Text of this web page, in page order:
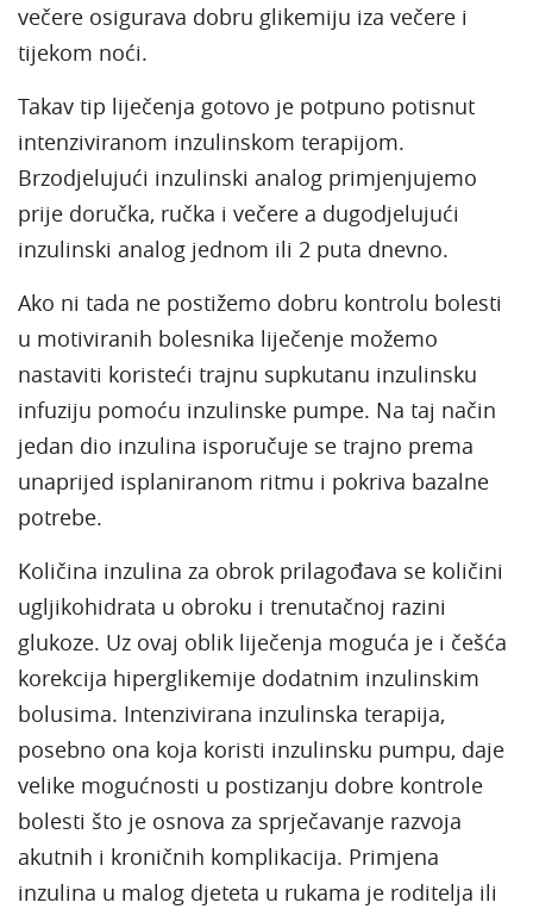
večere osigurava dobru glikemiju iza večere i
tijekom noći.
Takav tip liječenja gotovo je potpuno potisnut
intenziviranom inzulinskom terapijom.
Brzodjelujući inzulinski analog primjenjujemo
prije doručka, ručka i večere a dugodjelujući
inzulinski analog jednom ili 2 puta dnevno.
Ako ni tada ne postižemo dobru kontrolu bolesti
u motiviranih bolesnika liječenje možemo
nastaviti koristeći trajnu supkutanu inzulinsku
infuziju pomoću inzulinske pumpe. Na taj način
jedan dio inzulina isporučuje se trajno prema
unaprijed isplaniranom ritmu i pokriva bazalne
potrebe.
Količina inzulina za obrok prilagođava se količini
ugljikohidrata u obroku i trenutačnoj razini
glukoze. Uz ovaj oblik liječenja moguća je i češća
korekcija hiperglikemije dodatnim inzulinskim
bolusima. Intenzivirana inzulinska terapija,
posebno ona koja koristi inzulinsku pumpu, daje
velike mogućnosti u postizanju dobre kontrole
bolesti što je osnova za sprječavanje razvoja
akutnih i kroničnih komplikacija. Primjena
inzulina u malog djeteta u rukama je roditelja ili